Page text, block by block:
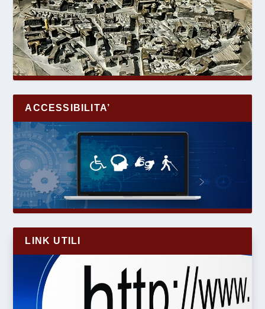
ACCESSIBILITA’
LINK UTILI